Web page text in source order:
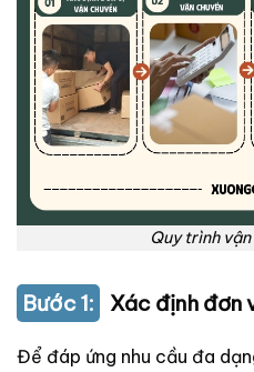
Quy trình
Bước 1: Xác định đơn
Để đáp ứng nhu cầu đa